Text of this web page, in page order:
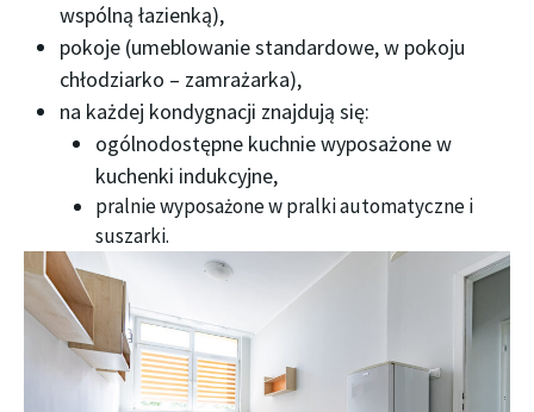
wspólną łazienką),
pokoje (umeblowanie standardowe, w pokoju
chłodziarko – zamrażarka),
na każdej kondygnacji znajdują się:
ogólnodostępne kuchnie wyposażone w
kuchenki indukcyjne,
pralnie wyposażone w pralki automatyczne i
suszarki.